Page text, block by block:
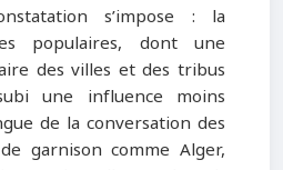
s’impose : la
populaires, dont une
des villes et des tribus
une influence moins
de la conversation des
garnison comme Alger,